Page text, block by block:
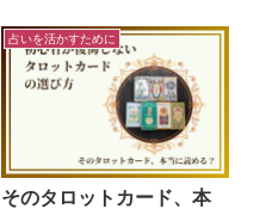
占いを活かすために
そのタロットカード、本